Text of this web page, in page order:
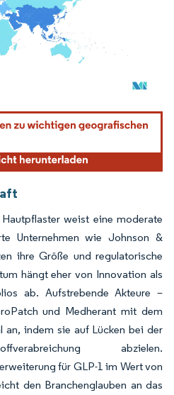
erfordert Namensnennung gemäß
weist eine moderate
Unternehmen wie Johnson &
ihre Größe und regulatorische
hängt eher von Innovation als
ab. Aufstrebende Akteure –
und Medherant mit dem
an, indem sie auf Lücken bei der
abzielen.
für GLP-1 im Wert von
den Branchenglauben an das